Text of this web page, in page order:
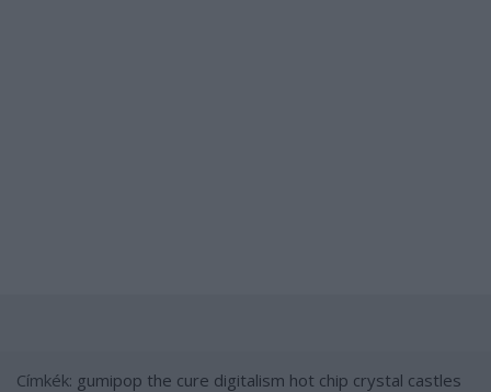
Címkék: gumipop the cure digitalism hot chip crystal castles